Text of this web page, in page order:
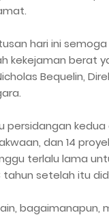
hari ini
kekejaman berat
Bequelin,
persidangan
dan 14
terlalu lama
tahun setelah itu